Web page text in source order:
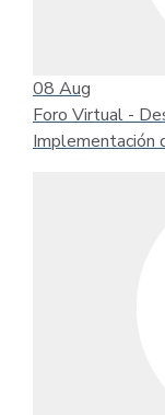
08 Aug
Foro Virtual -
Implementación